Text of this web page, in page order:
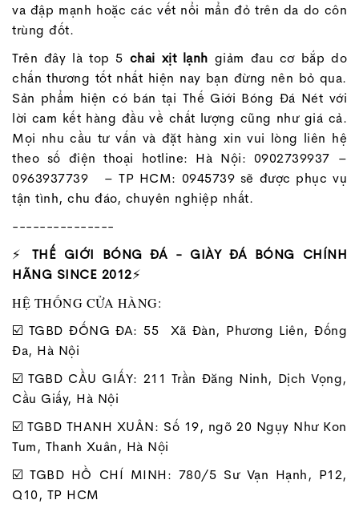
va đập mạnh hoặc các vết nổi mẩn đỏ trên da do côn
trùng đốt.
Trên đây là top 5 chai xịt lạnh giảm đau cơ bắp do
chấn thương tốt nhất hiện nay bạn đừng nên bỏ qua.
Sản phẩm hiện có bán tại Thế Giới Bóng Đá Nét với
lời cam kết hàng đầu về chất lượng cũng như giá cả.
Mọi nhu cầu tư vấn và đặt hàng xin vui lòng liên hệ
theo số điện thoại hotline: Hà Nội: 0902739937 –
0963937739 – TP HCM: 0945739 sẽ được phục vụ
tận tình, chu đáo, chuyên nghiệp nhất.
---------------
⚡ THẾ GIỚI BÓNG ĐÁ - GIÀY ĐÁ BÓNG CHÍNH
HÃNG SINCE 2012⚡
HỆ THỐNG CỬA HÀNG:
☑️ TGBD ĐỐNG ĐA: 55 Xã Đàn, Phương Liên, Đống
Đa, Hà Nội
☑️ TGBD CẦU GIẤY: 211 Trần Đăng Ninh, Dịch Vọng,
Cầu Giấy, Hà Nội
☑️ TGBD THANH XUÂN: Số 19, ngõ 20 Ngụy Như Kon
Tum, Thanh Xuân, Hà Nội
☑️ TGBD HỒ CHÍ MINH: 780/5 Sư Vạn Hạnh, P12,
Q10, TP HCM